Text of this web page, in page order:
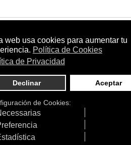
Tamaño: